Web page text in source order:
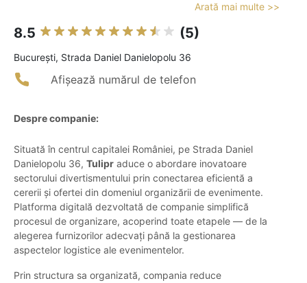
Arată mai multe >>
8.5 (5)
Bucureşti, Strada Daniel Danielopolu 36
Afișează numărul de telefon
Despre companie:
Situată în centrul capitalei României, pe Strada Daniel
Danielopolu 36, Tulipr aduce o abordare inovatoare
sectorului divertismentului prin conectarea eficientă a
cererii și ofertei din domeniul organizării de evenimente.
Platforma digitală dezvoltată de companie simplifică
procesul de organizare, acoperind toate etapele — de la
alegerea furnizorilor adecvați până la gestionarea
aspectelor logistice ale evenimentelor.
Prin structura sa organizată, compania reduce